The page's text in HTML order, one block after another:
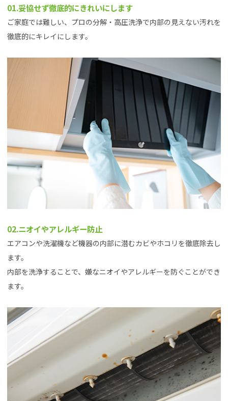
01.妥協せず徹底的にきれいにします
ご家庭では難しい、プロの分解・高圧洗浄で内部の見えない汚れを
徹底的にキレイにします。
02.ニオイやアレルギー防止
エアコンや洗濯機など機器の内部に潜むカビやホコリを徹底除去し
ます。
内部を洗浄することで、嫌なニオイやアレルギーを防ぐことができ
ます。